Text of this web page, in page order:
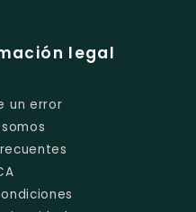
legal
un error